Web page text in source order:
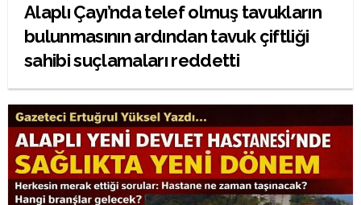
Alaplı Çayı’nda telef olmuş tavukların
bulunmasının ardından tavuk çiftliği
sahibi suçlamaları reddetti